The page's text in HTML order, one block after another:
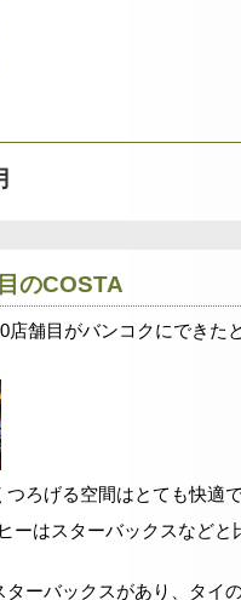
のCOSTA
店舗目がバンコクにできた
つろげる空間はとても快適
ーはスターバックスなどと
ターバックスがあり、タイ